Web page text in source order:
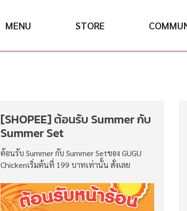
MENU STORE
[SHOPEE] ต้อนรับ Summer กับ
Summer Set
ต้อนรับ Summer กับ Summer Setของ GUGU
Chickenเริ่มต้นที่ 199 บาทเท่านั้น สั่งเลย